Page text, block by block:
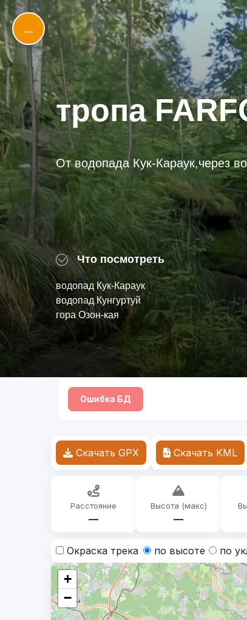
тропа
От водопада Кук-Караук,через
Что посмотреть
водопад Кук-Караук
водопад Кунгуртуй
гора Озон-кая
Ошибка БД
Скачать GPX Скачать KML
Расстояние
—
Высота (макс)
—
Окраска трека по высоте по
+
−
...